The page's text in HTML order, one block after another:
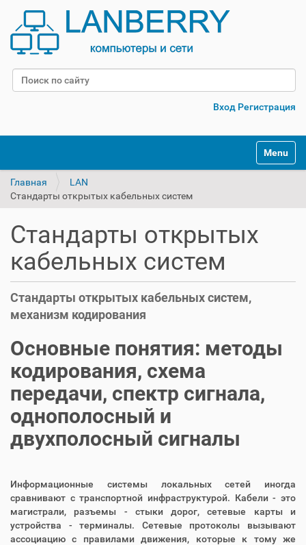
Поиск
Вход Регистрация
Главная
LAN
Стандарты открытых кабельных систем
Стандарты открытых
кабельных систем
Стандарты открытых кабельных систем,
механизм кодирования
Основные понятия: методы
кодирования, схема
передачи, спектр сигнала,
однополосный и
двухполосный сигналы
Информационные системы локальных сетей иногда
сравнивают с транспортной инфраструктурой. Кабели - это
магистрали, разъемы - стыки дорог, сетевые карты и
устройства - терминалы. Сетевые протоколы вызывают
ассоциацию с правилами движения, которые к тому же